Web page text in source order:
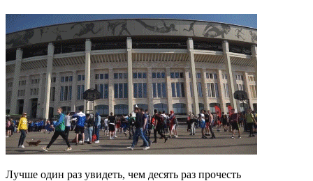
Лучше один раз увидеть, чем десять раз прочесть